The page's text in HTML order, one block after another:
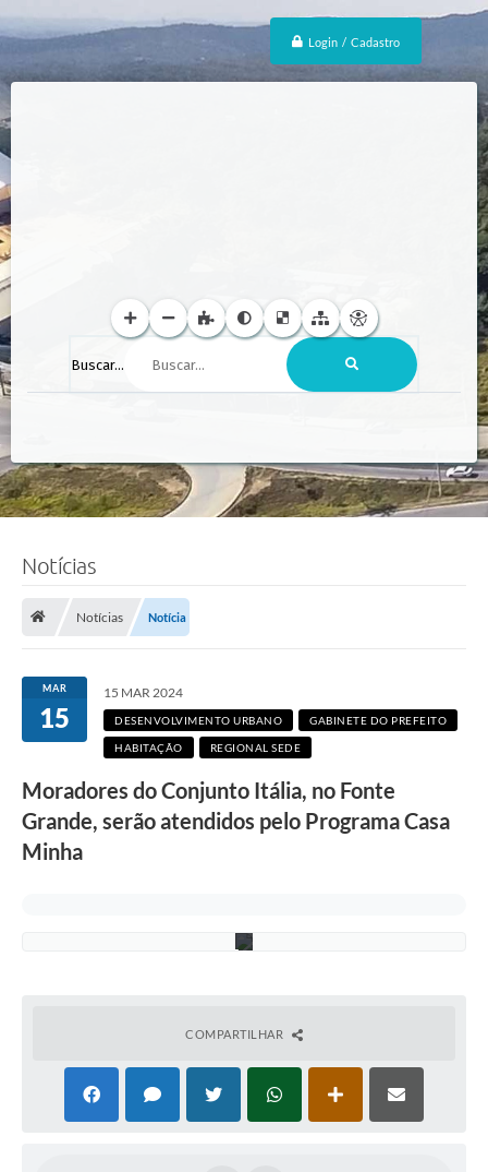
Login / Cadastro
Buscar...
Notícias
Notícias Notícia
MAR
15
15 MAR 2024
DESENVOLVIMENTO URBANO GABINETE DO PREFEITO
HABITAÇÃO REGIONAL SEDE
Moradores do Conjunto Itália, no Fonte
Grande, serão atendidos pelo Programa Casa
Minha
l
c
i
R
a
m
COMPARTILHAR